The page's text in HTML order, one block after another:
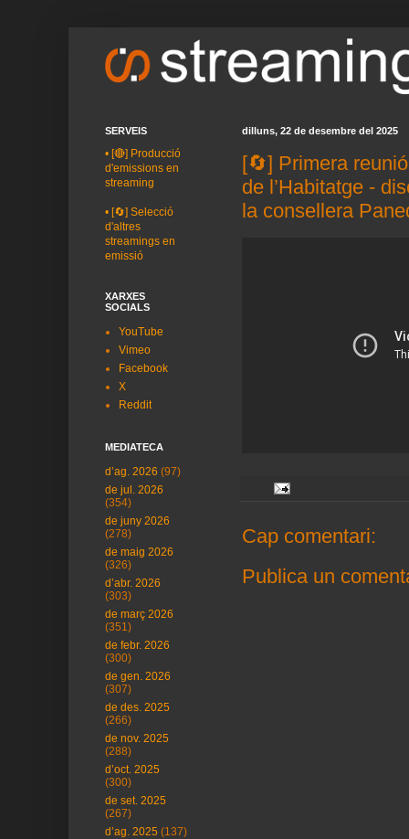
dilluns, 22 de desembre del 2025
[🔄] Primera
de l’Habitatge -
la consellera
Cap comentari:
Publica un
SERVEIS
• [🔴] Producció
d'emissions en
streaming
• [🔄] Selecció
d'altres
streamings en
emissió
XARXES
SOCIALS
YouTube
Vimeo
Facebook
X
Reddit
MEDIATECA
d’ag. 2026 (97)
de jul. 2026
(354)
de juny 2026
(278)
de maig 2026
(326)
d’abr. 2026
(303)
de març 2026
(351)
de febr. 2026
(300)
de gen. 2026
(307)
de des. 2025
(266)
de nov. 2025
(288)
d’oct. 2025
(300)
de set. 2025
(267)
d’ag. 2025 (137)